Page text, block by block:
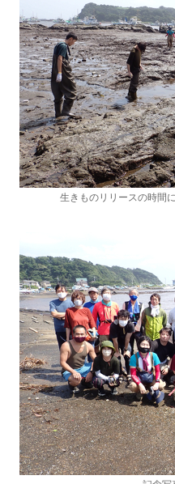
生きものリリースの時間